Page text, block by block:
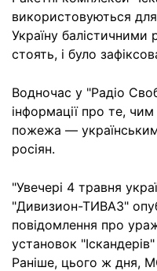
використовуються
Україну балістичними
стоять, і було
Водночас у "Радіо
інформації про те,
пожежа —
росіян.
"Увечері 4 травня
"Дивизион-ТИВАЗ"
повідомлення про
установок
Раніше, цього ж дня,